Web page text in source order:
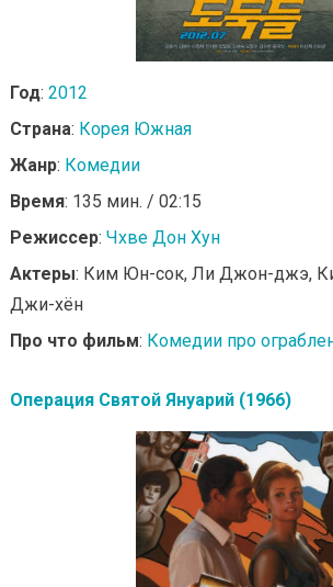
Год: 2012
Страна: Корея Южная
Жанр: Комедии
Время: 135 мин. / 02:15
Режиссер: Чхве Дон Хун
Актеры: Ким Юн-сок, Ли Джон-джэ,
Джи-хён
Про что фильм: Комедии про
Операция Святой Януарий (1966)